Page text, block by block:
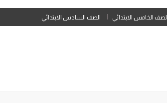
Skip
to
الصف الخامس الابتدائي الصف السادس الابتدائي